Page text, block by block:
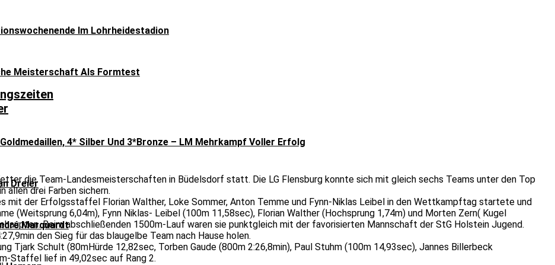
Im Lohrheidestadion
Meisterschaft Als Formtest
4* Silber Und 3*Bronze – LM Mehrkampf Voller Erfolg
Dreier
Marquardt
die Team-Landesmeisterschaften in Büdelsdorf statt. Die LG Flensburg konnte sich mit gleich sechs Teams unter den Top
allen drei Farben sichern.
mit der Erfolgsstaffel Florian Walther, Loke Sommer, Anton Temme und Fynn-Niklas Leibel in den Wettkampftag startete und
(Weitsprung 6,04m), Fynn Niklas- Leibel (100m 11,58sec), Florian Walther (Hochsprung 1,74m) und Morten Zern( Kugel
Beim abschließenden 1500m-Lauf waren sie punktgleich mit der favorisierten Mannschaft der StG Holstein Jugend.
den Sieg für das blaugelbe Team nach Hause holen.
Tjark Schult (80mHürde 12,82sec, Torben Gaude (800m 2:26,8min), Paul Stuhm (100m 14,93sec), Jannes Billerbeck
Staffel lief in 49,02sec auf Rang 2.